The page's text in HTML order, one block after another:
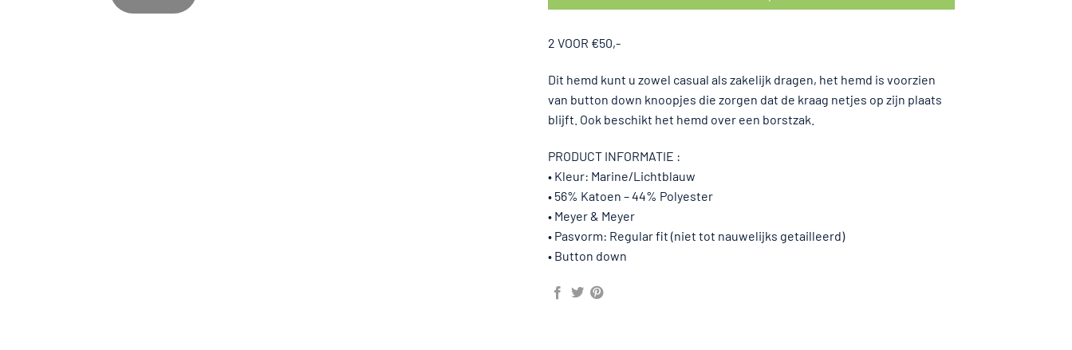
2 VOOR €50,-
Dit hemd kunt u zowel casual als zakelijk dragen, het hemd is voorzien
van button down knoopjes die zorgen dat de kraag netjes op zijn plaats
blijft. Ook beschikt het hemd over een borstzak.
PRODUCT INFORMATIE :
• Kleur: Marine/Lichtblauw
• 56% Katoen – 44% Polyester
• Meyer & Meyer
• Pasvorm: Regular fit (niet tot nauwelijks getailleerd)
• Button down